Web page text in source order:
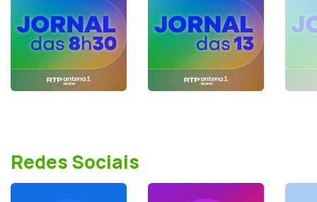
Redes Sociais